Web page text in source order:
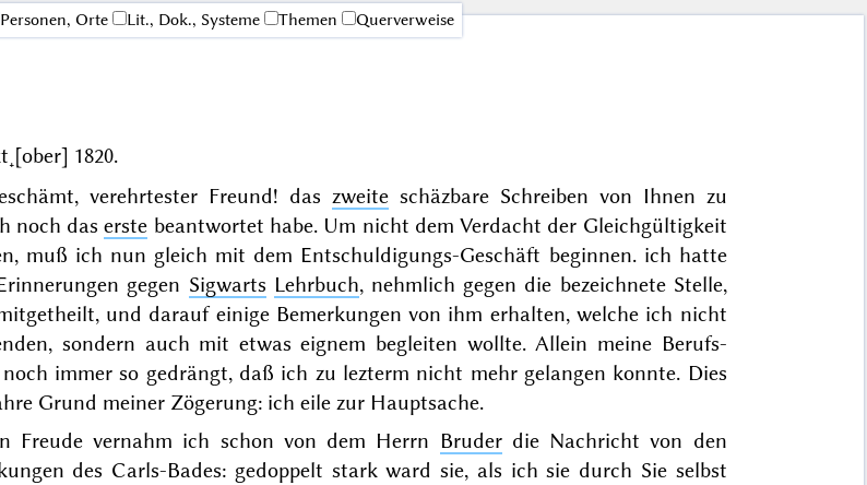
Personen, Orte Lit., Dok., Systeme Themen Querverweise
1820.
verehrtester Freund! das zweiteschäzbare Schreiben von Ihnen zu
noch daserste beantwortet habe. Um nicht dem Verdacht der Gleichgültigkeit
muß ich nun gleich mit dem Entschuldigungs-Geschäft beginnen. ich hatte
gegen Sigwarts Lehrbuch, nehmlich gegen die bezeichnete Stelle,
und darauf einige Bemerkungen von ihm erhalten, welche ich nicht
sondern auch mit etwas eignem begleiten wollte. Allein meine Berufs-
immer so gedrängt, daß ich zu lezterm nicht mehr gelangen konnte. Dies
Grund meiner Zögerung: ich eile zur Hauptsache.
Freude vernahm ich schon von dem Herrn Bruderdie Nachricht von den
des Carls-Bades: gedoppelt stark ward sie, als ich sie durch Sie selbst